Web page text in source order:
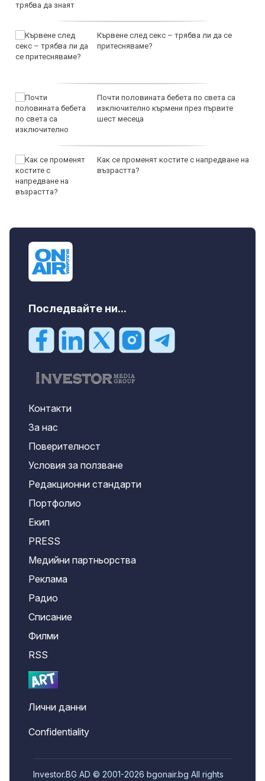
Кървене след секс – трябва ли да се
притесняваме?
Почти половината бебета по света са
изключително кърмени през първите
шест месеца
Как се променят костите с напредване на
възрастта?
Последвайте ни...
Контакти
За нас
Поверителност
Условия за ползване
Редакционни стандарти
Портфолио
Екип
PRESS
Медийни партньорства
Реклама
Радио
Списание
Филми
RSS
Лични данни
Confidentiality
Investor.BG AD © 2001-2026 bgonair.bg All rights